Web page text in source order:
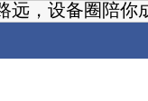
远，设备圈陪你